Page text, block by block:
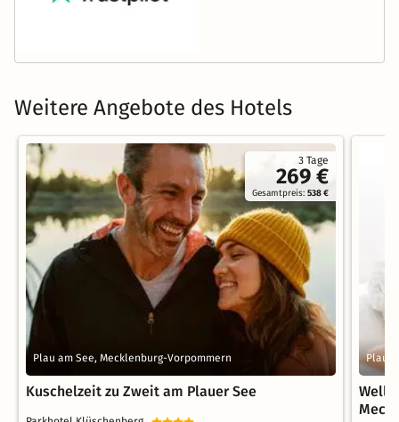
Weitere Angebote des Hotels
3 Tage
269 €
Gesamtpreis:538 €
Plau am See, Mecklenburg-Vorpommern
Kuschelzeit zu Zweit am Plauer See
Plau